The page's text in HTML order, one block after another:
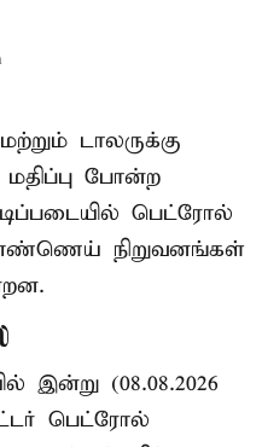
டாலருக்கு
மதிப்பு போன்ற
பெட்ரோல்
நிறுவனங்கள்
(08.08.2026
பெட்ரோல்